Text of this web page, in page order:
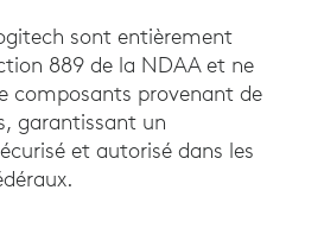
sont entièrement
889 de la NDAA et ne
composants provenant de
garantissant un
et autorisé dans les